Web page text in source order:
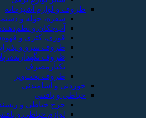
ظروف و لوازم آشپزخانه
سفره، حوله و
آب‌چکان و
قوری، کتری و
ظروف سرو و
ظروف نگهدارنده،
یکبارمصرف
ظروف پخت‌وپز
خوردنی و آشامیدنی
خیاطی و بافتنی
چرخ خیاطی و
لوازم خیاطی و